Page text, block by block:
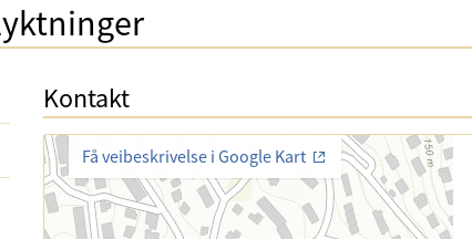
Kontakt
Få veibeskrivelse i Google Kart